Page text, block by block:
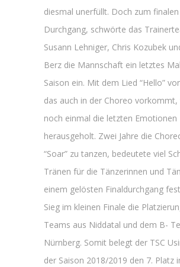
diesmal unerfüllt. Doch zum finalen
Durchgang, schwörte das
Susann Lehniger, Chris Kozubek
Berz die Mannschaft ein letztes
Saison ein. Mit dem Lied “Hello”
das auch in der Choreo vorkommt,
noch einmal die letzten Emotionen
herausgeholt. Zwei Jahre die
“Soar” zu tanzen, bedeutete viel
Tränen für die Tänzerinnen und
einem gelösten Finaldurchgang
Sieg im kleinen Finale die
Teams aus Niddatal und dem B-
Nürnberg. Somit belegt der TSC
der Saison 2018/2019 den 7. Platz